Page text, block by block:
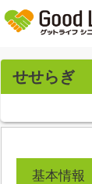
せせらぎ
基本情報